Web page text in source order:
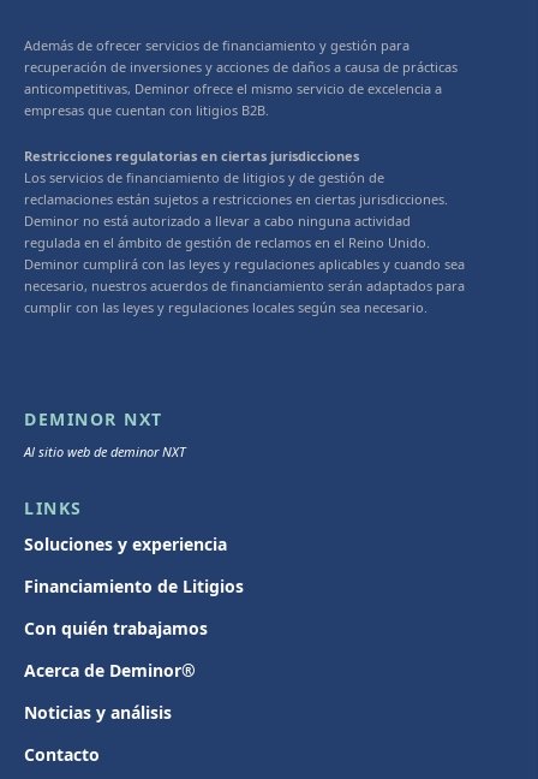
Además de ofrecer servicios de financiamiento y gestión para
recuperación de inversiones y acciones de daños a causa de prácticas
anticompetitivas, Deminor ofrece el mismo servicio de excelencia a
empresas que cuentan con litigios B2B.
Restricciones regulatorias en ciertas jurisdicciones
Los servicios de financiamiento de litigios y de gestión de
reclamaciones están sujetos a restricciones en ciertas jurisdicciones.
Deminor no está autorizado a llevar a cabo ninguna actividad
regulada en el ámbito de gestión de reclamos en el Reino Unido.
Deminor cumplirá con las leyes y regulaciones aplicables y cuando sea
necesario, nuestros acuerdos de financiamiento serán adaptados para
cumplir con las leyes y regulaciones locales según sea necesario.
DEMINOR NXT
Al sitio web de deminor NXT
LINKS
Soluciones y experiencia
Financiamiento de Litigios
Con quién trabajamos
Acerca de Deminor®
Noticias y análisis
Contacto